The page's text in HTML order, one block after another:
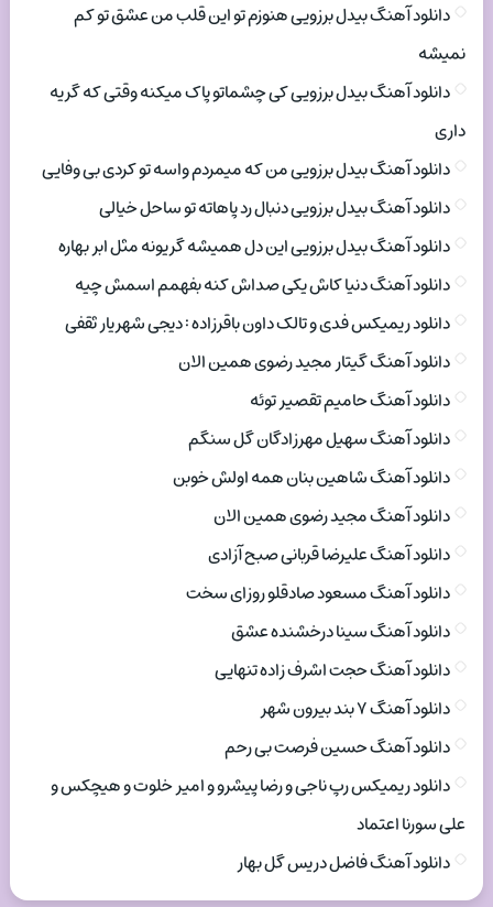
دانلود آهنگ بیدل برزویی هنوزم تو این قلب من عشق تو کم
نمیشه
دانلود آهنگ بیدل برزویی کی چشماتو پاک میکنه وقتی که گریه
داری
دانلود آهنگ بیدل برزویی من که میمردم واسه تو کردی بی وفایی
دانلود آهنگ بیدل برزویی دنبال رد پاهاته تو ساحل خیالی
دانلود آهنگ بیدل برزویی این دل همیشه گریونه مثل ابر بهاره
دانلود آهنگ دنیا کاش یکی صداش کنه بفهمم اسمش چیه
دانلود ریمیکس فدی و تالک داون باقرزاده : دیجی شهریار ثقفی
دانلود آهنگ گیتار مجید رضوی همین الان
دانلود آهنگ حامیم تقصیر توئه
دانلود آهنگ سهیل مهرزادگان گل سنگم
دانلود آهنگ شاهین بنان همه اولش خوبن
دانلود آهنگ مجید رضوی همین الان
دانلود آهنگ علیرضا قربانی صبح آزادی
دانلود آهنگ مسعود صادقلو روزای سخت
دانلود آهنگ سینا درخشنده عشق
دانلود آهنگ حجت اشرف زاده تنهایی
دانلود آهنگ ۷ بند بیرون شهر
دانلود آهنگ حسین فرصت بی رحم
دانلود ریمیکس رپ ناجی و رضا پیشرو و امیر خلوت و هیچکس و
علی سورنا اعتماد
دانلود آهنگ فاضل دریس گل بهار